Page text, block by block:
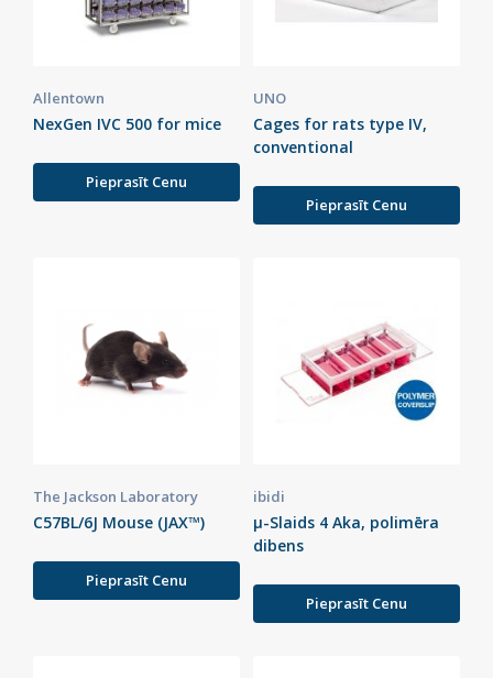
Allentown
NexGen IVC 500 for mice
Pieprasīt Cenu
UNO
Cages for rats type IV,
conventional
Pieprasīt Cenu
The Jackson Laboratory
C57BL/6J Mouse (JAX™)
Pieprasīt Cenu
ibidi
µ-Slaids 4 Aka, polimēra
dibens
Pieprasīt Cenu